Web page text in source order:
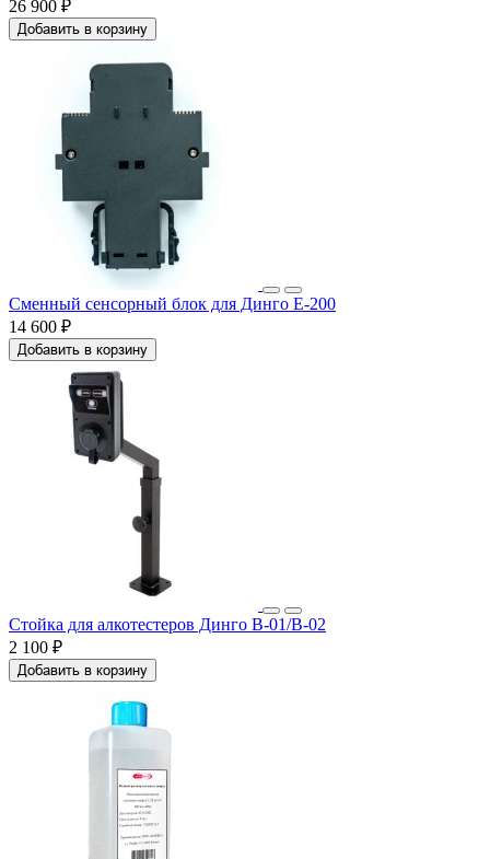
26 900 ₽
Добавить в корзину
Сменный сенсорный блок для Динго Е-200
14 600 ₽
Добавить в корзину
Стойка для алкотестеров Динго В-01/В-02
2 100 ₽
Добавить в корзину